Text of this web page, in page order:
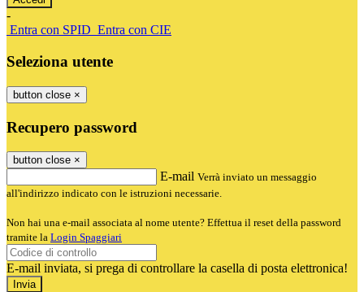
-
Entra con SPID Entra con CIE
Seleziona utente
button close ×
Recupero password
button close ×
E-mail Verrà inviato un messaggio
all'indirizzo indicato con le istruzioni necessarie.
Non hai una e-mail associata al nome utente? Effettua il reset della password
tramite la Login Spaggiari
E-mail inviata, si prega di controllare la casella di posta elettronica!